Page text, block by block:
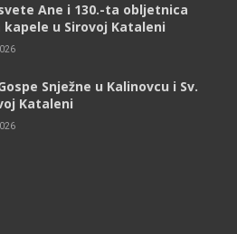
Ane i 130.-ta obljetnica
u Sirovoj Kataleni
Snježne u Kalinovcu i Sv.
Kataleni